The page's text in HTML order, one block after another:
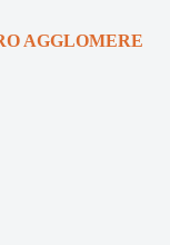
AGGLOMERE